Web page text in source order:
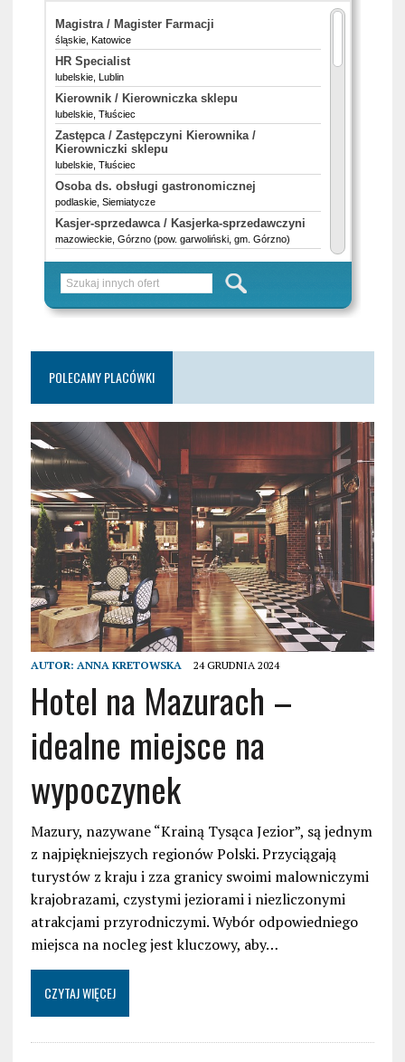
POLECAMY PLACÓWKI
AUTOR: ANNA KRETOWSKA 24 GRUDNIA 2024
Hotel na Mazurach –
idealne miejsce na
wypoczynek
Mazury, nazywane “Krainą Tysąca Jezior”, są jednym
z najpiękniejszych regionów Polski. Przyciągają
turystów z kraju i zza granicy swoimi malowniczymi
krajobrazami, czystymi jeziorami i niezliczonymi
atrakcjami przyrodniczymi. Wybór odpowiedniego
miejsca na nocleg jest kluczowy, aby…
CZYTAJ WIĘCEJ